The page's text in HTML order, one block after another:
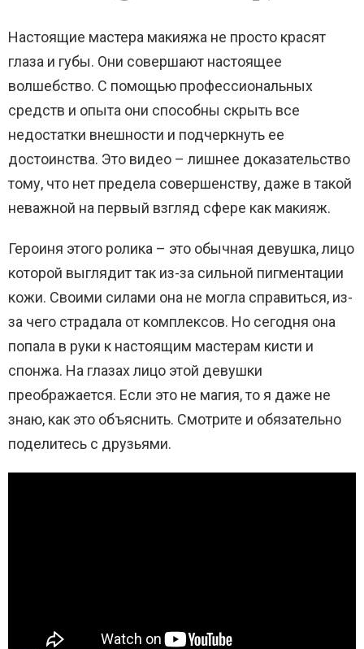
Настоящие мастера макияжа не просто красят
глаза и губы. Они совершают настоящее
волшебство. С помощью профессиональных
средств и опыта они способны скрыть все
недостатки внешности и подчеркнуть ее
достоинства. Это видео – лишнее доказательство
тому, что нет предела совершенству, даже в такой
неважной на первый взгляд сфере как макияж.
Героиня этого ролика – это обычная девушка, лицо
которой выглядит так из-за сильной пигментации
кожи. Своими силами она не могла справиться, из-
за чего страдала от комплексов. Но сегодня она
попала в руки к настоящим мастерам кисти и
спонжа. На глазах лицо этой девушки
преображается. Если это не магия, то я даже не
знаю, как это объяснить. Смотрите и обязательно
поделитесь с друзьями.